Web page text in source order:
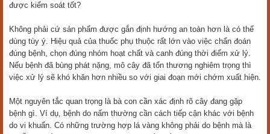
được kiểm soát tốt?
Không phải cứ sản phẩm được gắn định hướng an toàn hơn là có thể
dùng tùy ý. Hiệu quả của thuốc phụ thuộc rất lớn vào việc chẩn đoán
đúng bệnh, chọn đúng nhóm hoạt chất và canh đúng thời điểm xử lý.
Nếu bệnh đã bùng phát nặng, mô cây đã tổn thương nghiêm trọng thì
việc xử lý sẽ khó khăn hơn nhiều so với giai đoạn mới chớm xuất hiện.
Một nguyên tắc quan trọng là bà con cần xác định rõ cây đang gặp
bệnh gì. Ví dụ, bệnh do nấm thường cần cách tiếp cận khác với bệnh
do vi khuẩn. Có những trường hợp lá vàng không phải do bệnh mà là